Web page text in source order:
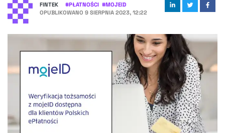
FINTEK #PŁATNOŚCI #MOJEID
OPUBLIKOWANO 9 SIERPNIA 2023, 12:22